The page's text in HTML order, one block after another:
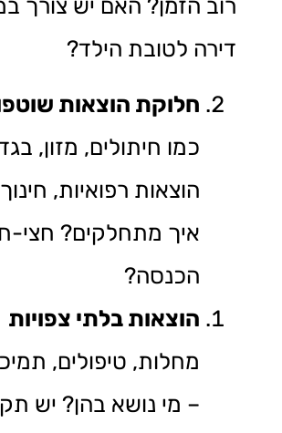
רוב הזמן? האם יש צורך
דירה לטובת הילד?
חלוקת הוצאות
כמו חיתולים, מזון,
הוצאות רפואיות,
איך מתחלקים? חצי-
הכנסה?
הוצאות בלתי צפויות
מחלות, טיפולים,
– מי נושא בהן? יש